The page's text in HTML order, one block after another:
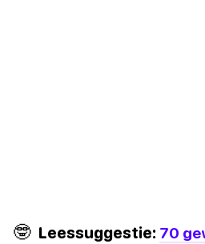
🤓 Leessuggestie: 70